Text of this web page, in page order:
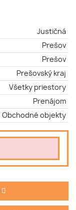
Justičná
Prešov
Prešov
Prešovský kraj
Všetky priestory
Prenájom
Obchodné objekty